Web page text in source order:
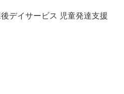
デイサービス 児童発達支援